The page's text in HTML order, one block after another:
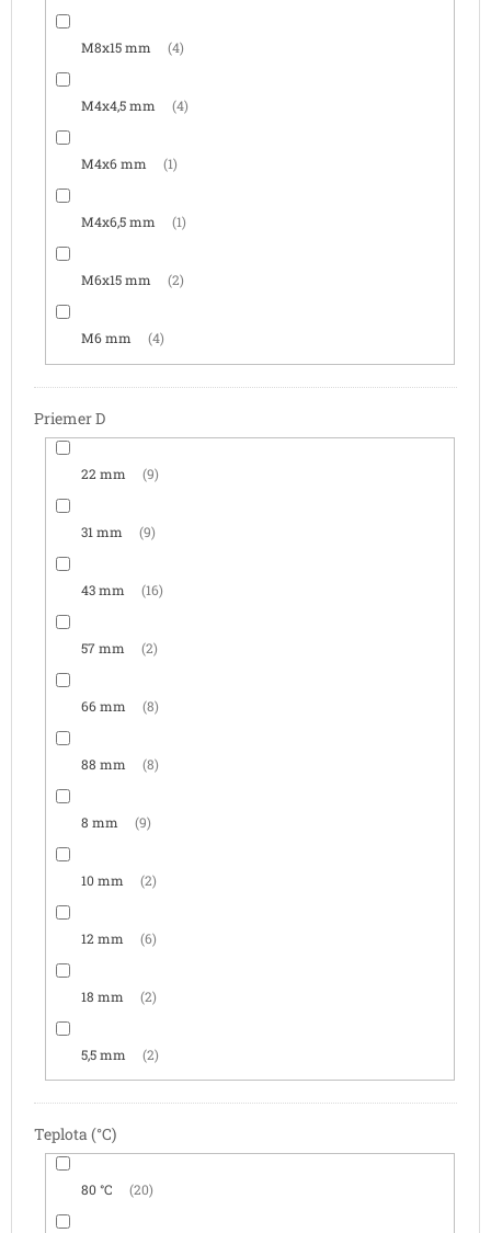
M8x15 mm 4
M4x4,5 mm 4
M4x6 mm 1
M4x6,5 mm 1
M6x15 mm 2
M6 mm 4
Priemer D
22 mm 9
31 mm 9
43 mm 16
57 mm 2
66 mm 8
88 mm 8
8 mm 9
10 mm 2
12 mm 6
18 mm 2
5,5 mm 2
Teplota (°C)
80 °C 20